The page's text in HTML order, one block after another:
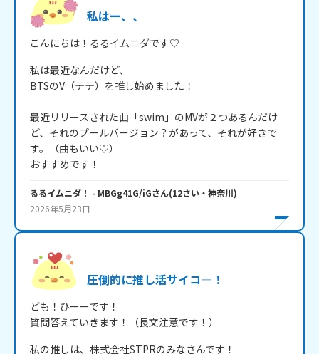
私はー、、
こんにちは！るるイムニダです♡
私は最近なんだけど、
BTSのV（テテ）を推し始めました！
最近リリースされた曲「swim」のMVが２つあるんだけ
ど、それのプールバージョン？があって、それが好きで
す。（曲もいい♡）
おすすめです！
るるイムニダ！ - MBGg41G/iGさん(12さい・ 神奈川)
2026年5月23日
圧倒的に推し活サイコ―！
ども！ひーーです！
質問答えていきます！（長文注意です！）
私の推しは、株式会社STPRのみなさんです！